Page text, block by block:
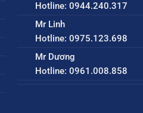
Hotline: 0944.240.317
Mr Linh
Hotline: 0975.123.698
Mr Dương
Hotline: 0961.008.858